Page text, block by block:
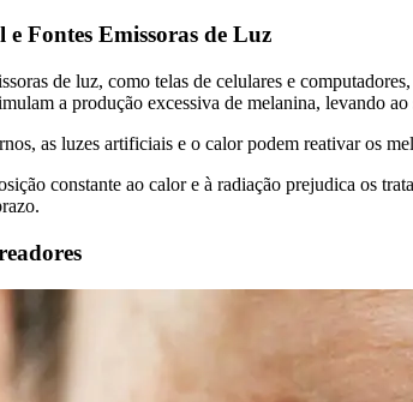
Fontes Emissoras de Luz
de luz, como telas de celulares e
a produção excessiva de melanina, levando ao
as luzes artificiais e o calor podem reativar os
constante ao calor e à radiação prejudica os